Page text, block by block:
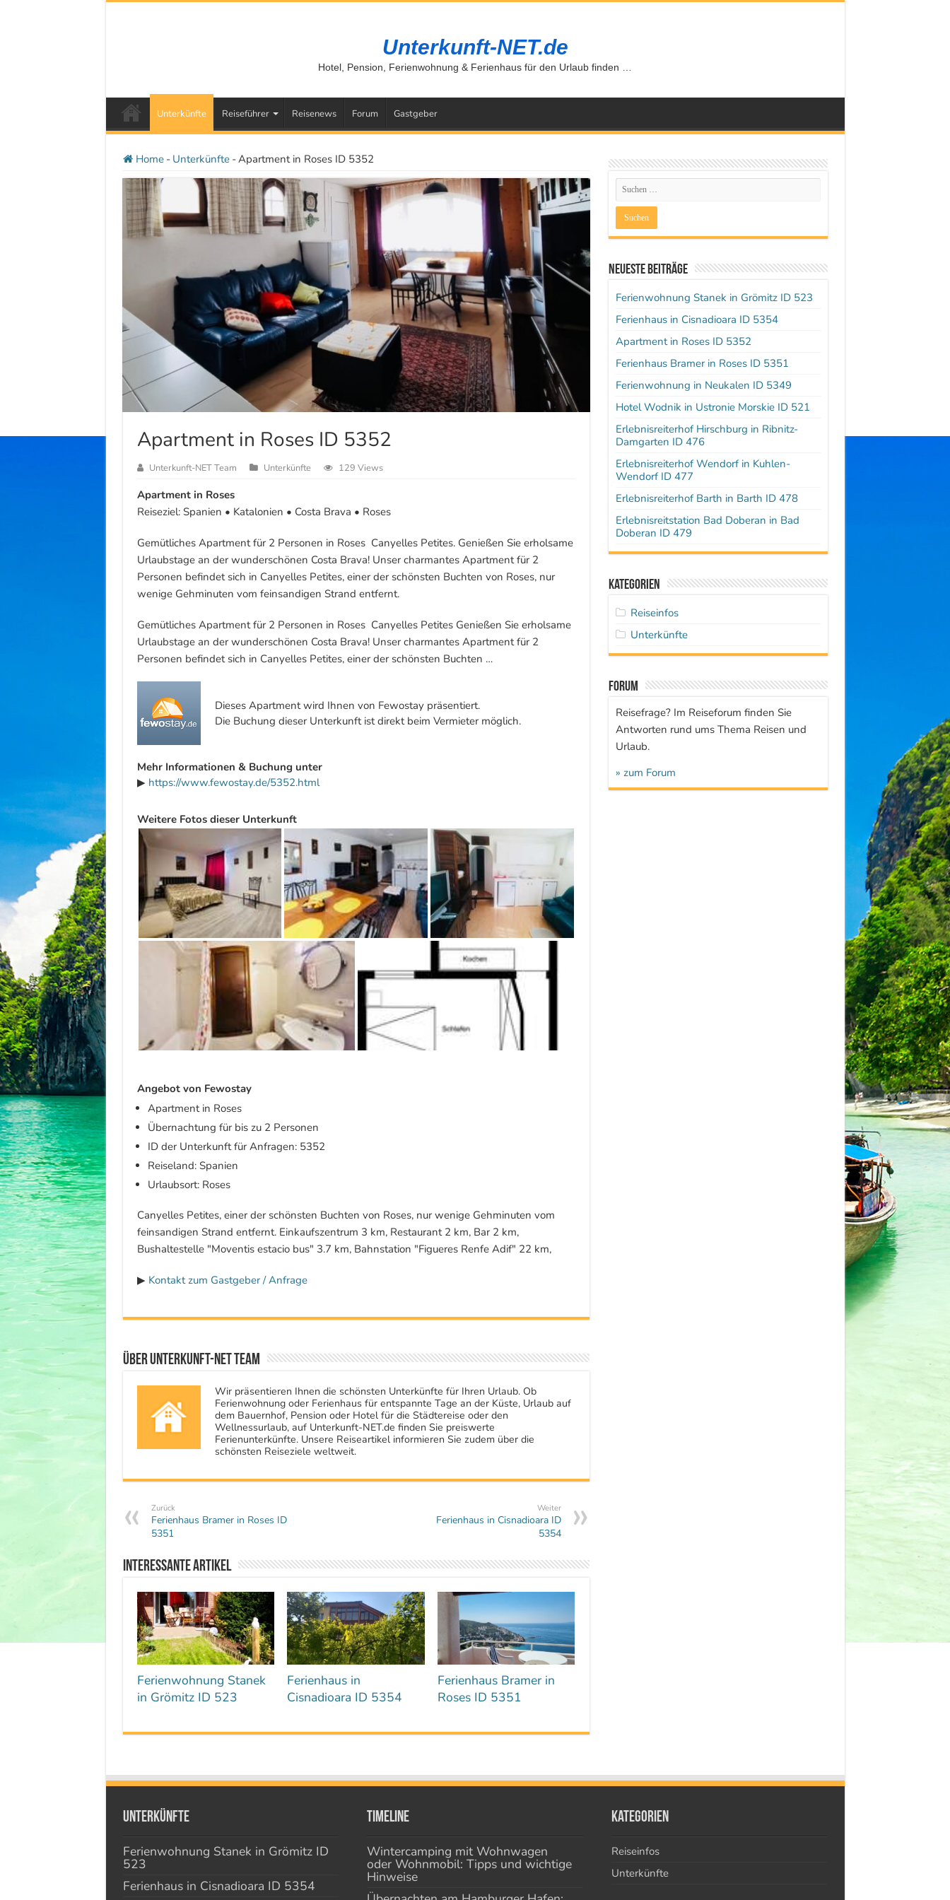
Unterkunft-NET.de
Hotel, Pension, Ferienwohnung & Ferienhaus für den Urlaub finden …
Unterkünfte Reiseführer Reisenews Forum Gastgeber
Home - Unterkünfte -Apartment in Roses ID 5352
Apartment in Roses ID 5352
Unterkunft-NET Team Unterkünfte 129 Views
Apartment in Roses
Reiseziel: Spanien • Katalonien • Costa Brava • Roses
Gemütliches Apartment für 2 Personen in Roses  Canyelles Petites. Genießen Sie erholsame
Urlaubstage an der wunderschönen Costa Brava! Unser charmantes Apartment für 2
Personen befindet sich in Canyelles Petites, einer der schönsten Buchten von Roses, nur
wenige Gehminuten vom feinsandigen Strand entfernt.
Gemütliches Apartment für 2 Personen in Roses  Canyelles Petites Genießen Sie erholsame
Urlaubstage an der wunderschönen Costa Brava! Unser charmantes Apartment für 2
Personen befindet sich in Canyelles Petites, einer der schönsten Buchten …
Dieses Apartment wird Ihnen von Fewostay präsentiert.
Die Buchung dieser Unterkunft ist direkt beim Vermieter möglich.
Mehr Informationen & Buchung unter
▶ https://www.fewostay.de/5352.html
Weitere Fotos dieser Unterkunft
Angebot von Fewostay
Apartment in Roses
Übernachtung für bis zu 2 Personen
ID der Unterkunft für Anfragen: 5352
Reiseland: Spanien
Urlaubsort: Roses
Canyelles Petites, einer der schönsten Buchten von Roses, nur wenige Gehminuten vom
feinsandigen Strand entfernt. Einkaufszentrum 3 km, Restaurant 2 km, Bar 2 km,
Bushaltestelle "Moventis estacio bus" 3.7 km, Bahnstation "Figueres Renfe Adif" 22 km,
▶ Kontakt zum Gastgeber / Anfrage
Über Unterkunft-NET Team
Wir präsentieren Ihnen die schönsten Unterkünfte für Ihren Urlaub. Ob
Ferienwohnung oder Ferienhaus für entspannte Tage an der Küste, Urlaub auf
dem Bauernhof, Pension oder Hotel für die Städtereise oder den
Wellnessurlaub, auf Unterkunft-NET.de finden Sie preiswerte
Ferienunterkünfte. Unsere Reiseartikel informieren Sie zudem über die
schönsten Reiseziele weltweit.
Zurück
Ferienhaus Bramer in Roses ID
5351
Weiter
Ferienhaus in Cisnadioara ID
5354
Interessante Artikel
Ferienwohnung Stanek
in Grömitz ID 523
Ferienhaus in
Cisnadioara ID 5354
Ferienhaus Bramer in
Roses ID 5351
Neueste Beiträge
Ferienwohnung Stanek in Grömitz ID 523
Ferienhaus in Cisnadioara ID 5354
Apartment in Roses ID 5352
Ferienhaus Bramer in Roses ID 5351
Ferienwohnung in Neukalen ID 5349
Hotel Wodnik in Ustronie Morskie ID 521
Erlebnisreiterhof Hirschburg in Ribnitz-
Damgarten ID 476
Erlebnisreiterhof Wendorf in Kuhlen-
Wendorf ID 477
Erlebnisreiterhof Barth in Barth ID 478
Erlebnisreitstation Bad Doberan in Bad
Doberan ID 479
Kategorien
Reiseinfos
Unterkünfte
Forum
Reisefrage? Im Reiseforum finden Sie
Antworten rund ums Thema Reisen und
Urlaub.
» zum Forum
Unterkünfte
Ferienwohnung Stanek in Grömitz ID
523
Ferienhaus in Cisnadioara ID 5354
Timeline
Wintercamping mit Wohnwagen
oder Wohnmobil: Tipps und wichtige
Hinweise
Kategorien
Reiseinfos
Unterkünfte